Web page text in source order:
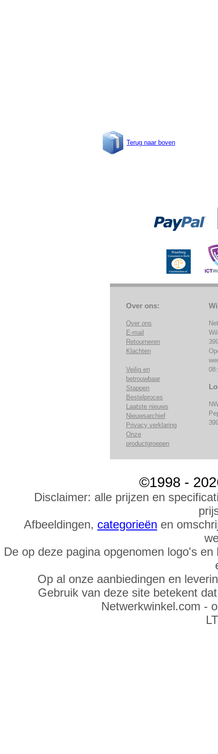
Terug naar boven
Over ons:
Over ons
E-mail
Retourneren
Klachten
Veilig en
betrouwbaar
Stappen
Bestelproces
Laatste nieuws
Nieuwsarchief
Privacy verklaring
Onze
productgroepen
©1998 -
Disclaimer: alle prijzen en
Afbeeldingen, categorieën en
De op deze pagina opgenomen logo's
Op al onze aanbiedingen en
Gebruik van deze site betekent
Netwerkwinkel.com -